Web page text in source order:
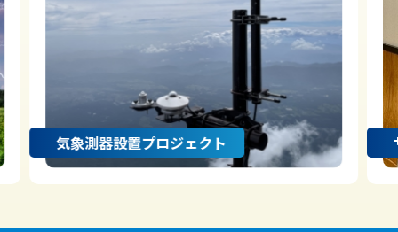
気象測器設置プロジェクト